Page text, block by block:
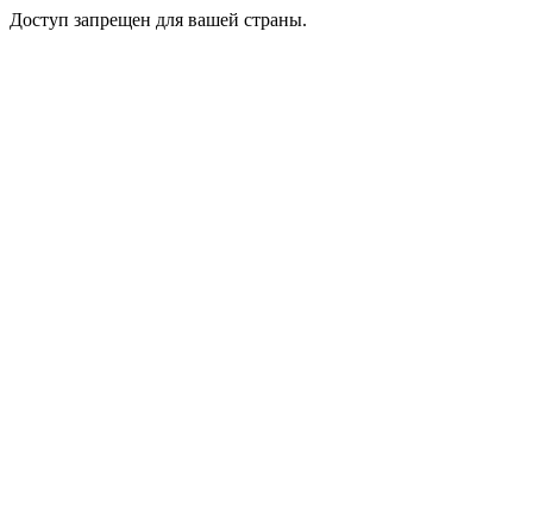
Доступ запрещен для вашей страны.